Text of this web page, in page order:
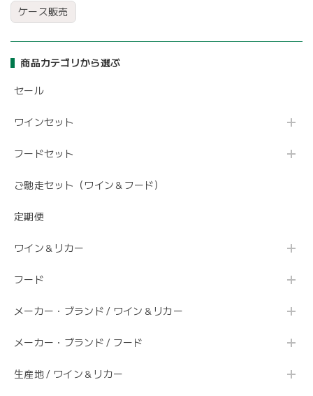
ケース販売
商品カテゴリから選ぶ
セール
ワインセット
フードセット
ご馳走セット（ワイン＆フード）
定期便
ワイン＆リカー
フード
メーカー・ブランド / ワイン＆リカー
メーカー・ブランド / フード
生産地 / ワイン＆リカー